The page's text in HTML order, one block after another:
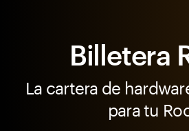
Billetera
La cartera de
para tu